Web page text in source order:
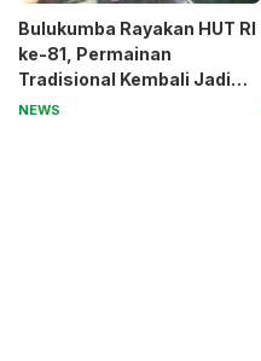
Bulukumba Rayakan HUT RI
ke-81, Permainan
Tradisional Kembali Jadi
Magnet
NEWS